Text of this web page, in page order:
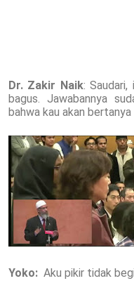
Dr. Zakir Naik:
bagus. Jawabannya
bahwa kau akan bertanya
Yoko: Aku pikir tidak